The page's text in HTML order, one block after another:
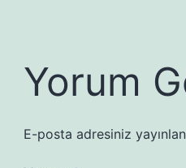
Yorum
E-posta adresiniz